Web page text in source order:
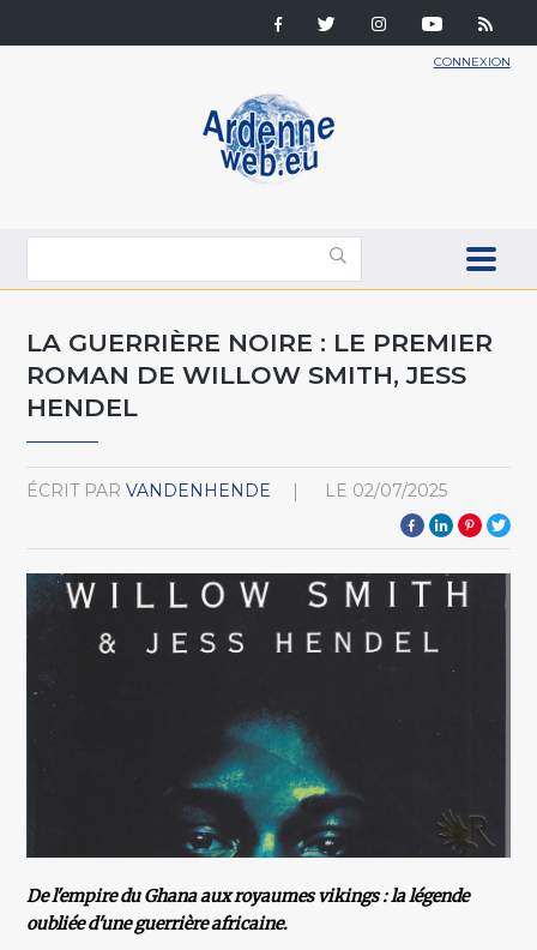
CONNEXION
LA GUERRIÈRE NOIRE : LE PREMIER
ROMAN DE WILLOW SMITH, JESS
HENDEL
ÉCRIT PAR VANDENHENDE LE 02/07/2025
De l'empire du Ghana aux royaumes vikings : la légende
oubliée d'une guerrière africaine.